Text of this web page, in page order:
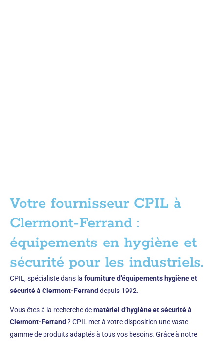
Votre fournisseur CPIL à
Clermont-Ferrand :
équipements en hygiène et
sécurité pour les industriels.
CPIL, spécialiste dans la fourniture d’équipements hygiène et
sécurité à Clermont-Ferrand depuis 1992.
Vous êtes à la recherche dematériel d’hygiène et sécuritéà
Clermont-Ferrand ? CPIL met à votre disposition une vaste
gamme de produits adaptés à tous vos besoins. Grâce à notre